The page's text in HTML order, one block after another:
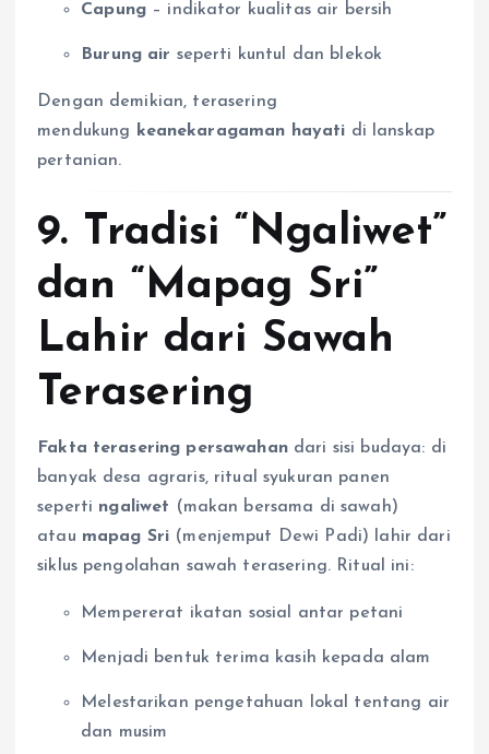
Capung– indikator kualitas air bersih
Burung air seperti kuntul dan blekok
Dengan demikian, terasering
mendukung keanekaragaman hayati di lanskap
pertanian.
9. Tradisi “Ngaliwet”
dan “Mapag Sri”
Lahir dari Sawah
Terasering
Fakta terasering persawahandari sisi budaya: di
banyak desa agraris, ritual syukuran panen
seperti ngaliwet (makan bersama di sawah)
atau mapag Sri (menjemput Dewi Padi) lahir dari
siklus pengolahan sawah terasering. Ritual ini:
Mempererat ikatan sosial antar petani
Menjadi bentuk terima kasih kepada alam
Melestarikan pengetahuan lokal tentang air
dan musim